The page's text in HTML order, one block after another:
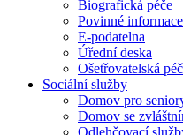
Biografická péče
Povinné informace
E-podatelna
Úřední deska
Ošetřovatelská
Sociální služby
Domov pro
Domov se
Odlehčovací